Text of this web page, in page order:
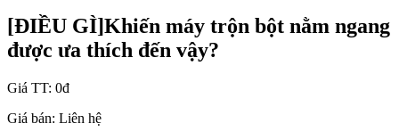
[ĐIỀU GÌ]Khiến máy trộn bột nằm ngang
được ưa thích đến vậy?
Giá TT: 0đ
Giá bán: Liên hệ